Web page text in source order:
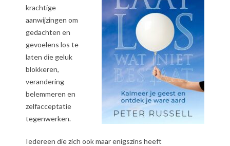
krachtige
aanwijzingen om
gedachten en
gevoelens los te
laten die geluk
blokkeren,
verandering
belemmeren en
zelfacceptatie
tegenwerken.
Iedereen die zich ook maar enigszins heeft